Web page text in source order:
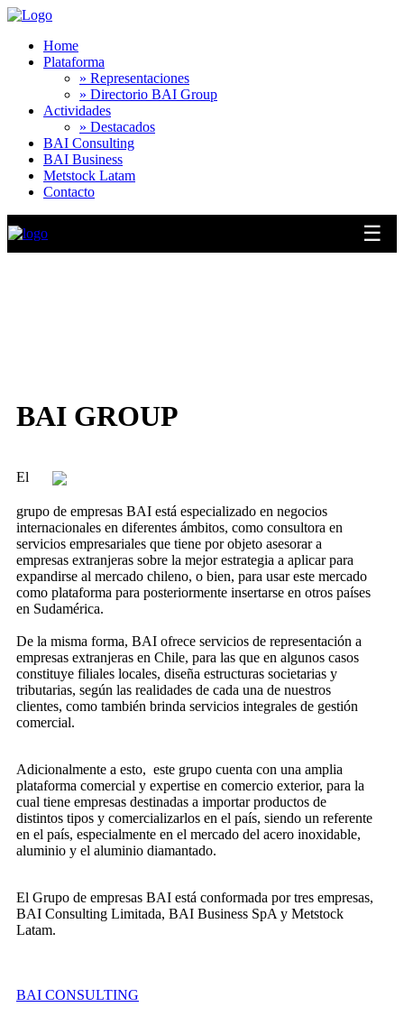
Home
Plataforma
» Representaciones
» Directorio BAI Group
Actividades
» Destacados
BAI Consulting
BAI Business
Metstock Latam
Contacto
☰
BAI GROUP
El
grupo de empresas BAI está especializado en negocios
internacionales en diferentes ámbitos, como consultora en
servicios empresariales que tiene por objeto asesorar a
empresas extranjeras sobre la mejor estrategia a aplicar para
expandirse al mercado chileno, o bien, para usar este mercado
como plataforma para posteriormente insertarse en otros países
en Sudamérica.
De la misma forma, BAI ofrece servicios de representación a
empresas extranjeras en Chile, para las que en algunos casos
constituye filiales locales, diseña estructuras societarias y
tributarias, según las realidades de cada una de nuestros
clientes, como también brinda servicios integrales de gestión
comercial.
Adicionalmente a esto, este grupo cuenta con una amplia
plataforma comercial y expertise en comercio exterior, para la
cual tiene empresas destinadas a importar productos de
distintos tipos y comercializarlos en el país, siendo un referente
en el país, especialmente en el mercado del acero inoxidable,
aluminio y el aluminio diamantado.
El Grupo de empresas BAI está conformada por tres empresas,
BAI Consulting Limitada, BAI Business SpA y Metstock
Latam.
BAI CONSULTING